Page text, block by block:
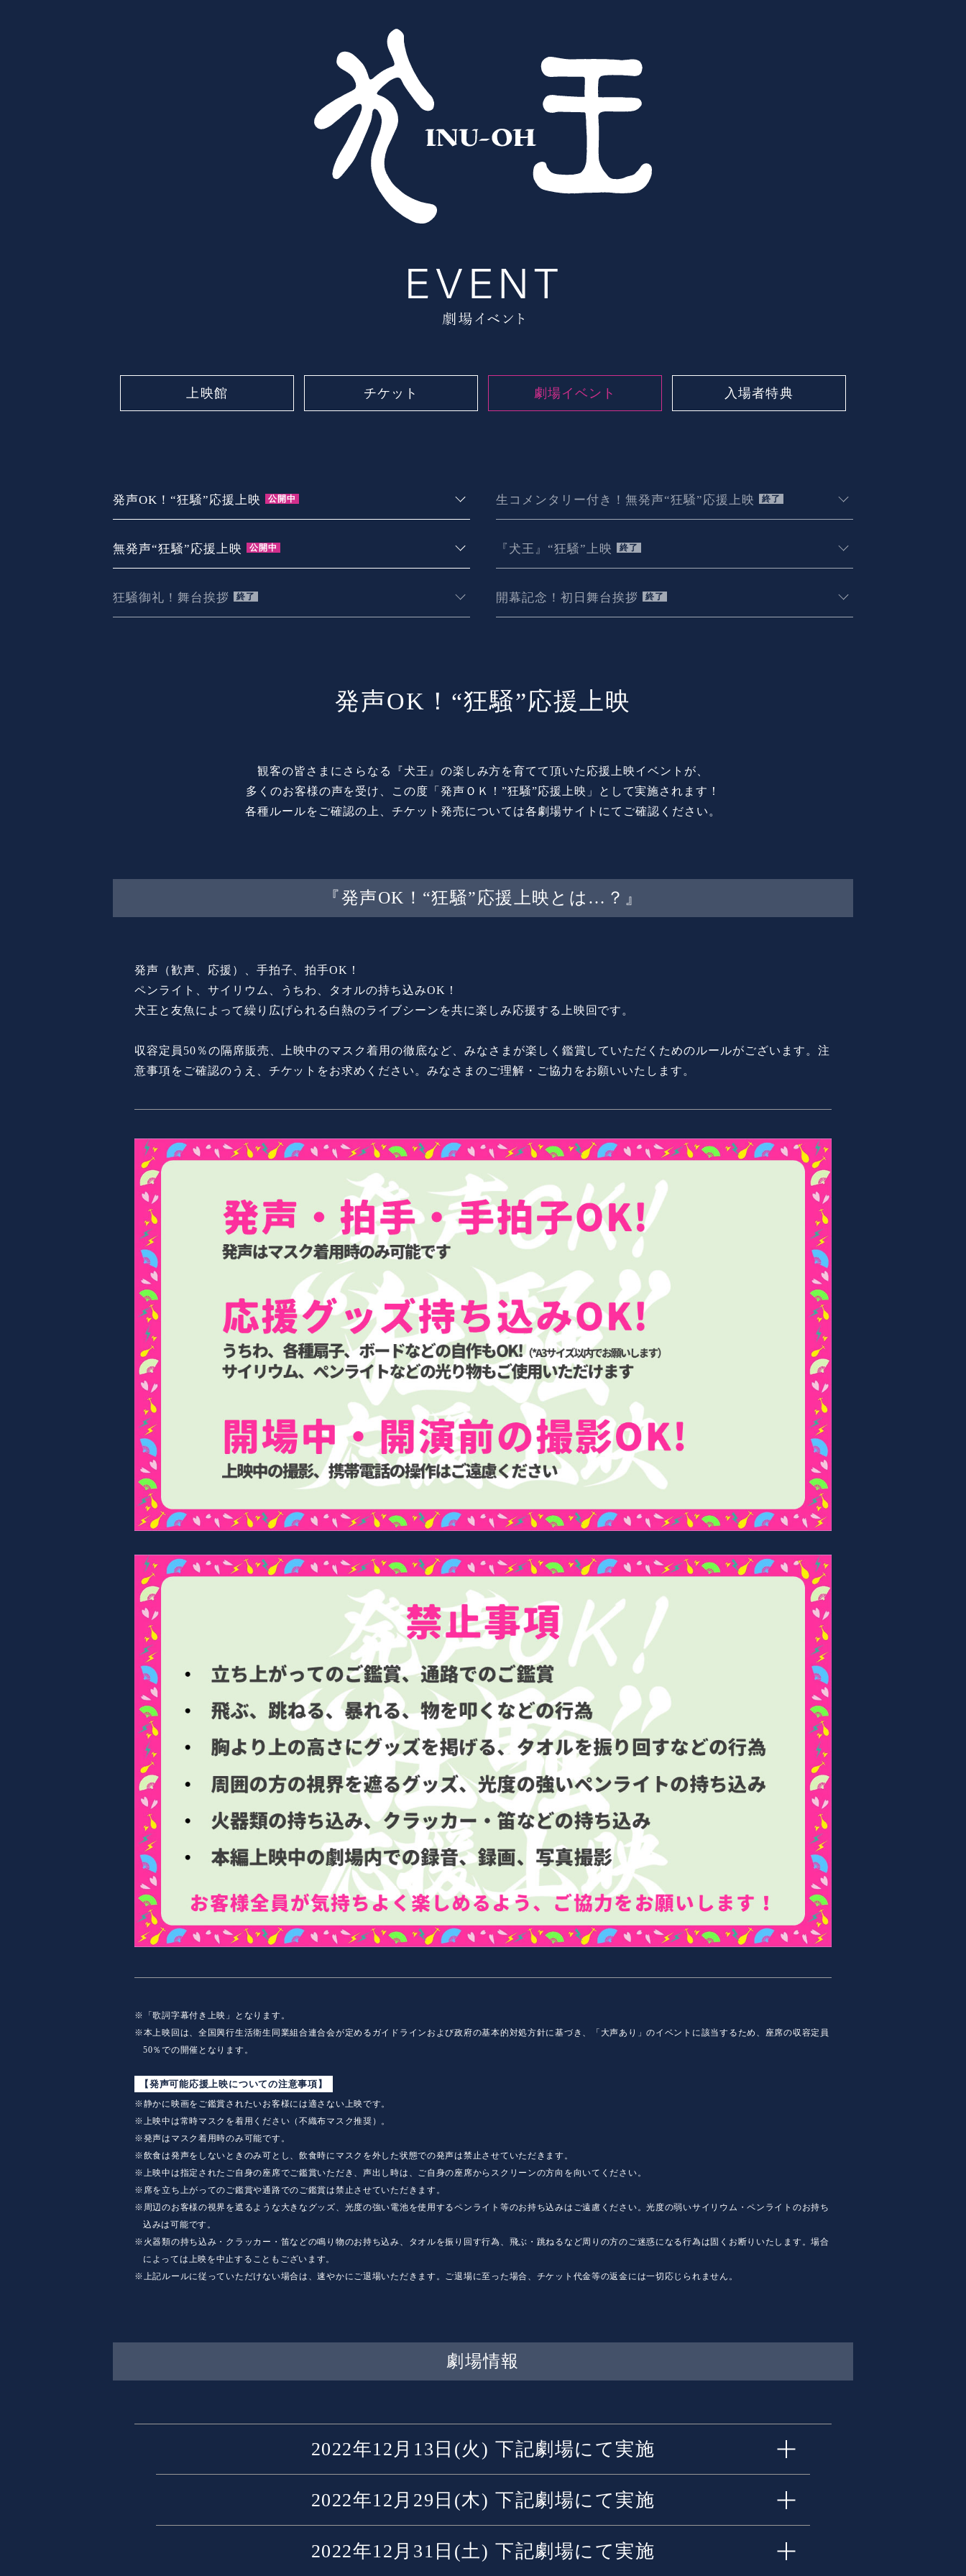
上映館 チケット 劇場イベント 入場者特典
発声OK！“狂騒”応援上映 公開中 生コメンタリー付き！ 無発声“狂騒”応援上映 終了
無発声“狂騒”応援上映 公開中 『犬王』“狂騒”上映 終了
狂騒御礼！ 舞台挨拶 終了 開幕記念！ 初日舞台挨拶 終了
発声OK！“狂騒”応援上映
観客の皆さまにさらなる『犬王』の楽しみ方を育てて頂いた応援上映イベントが、
多くのお客様の声を受け、この度「発声ＯＫ！”狂騒”応援上映」として実施されます！
各種ルールをご確認の上、チケット発売については各劇場サイトにてご確認ください。
『発声OK！“狂騒”応援上映とは…？』
発声（歓声、応援）、手拍子、拍手OK！
ペンライト、サイリウム、うちわ、タオルの持ち込みOK！
犬王と友魚によって繰り広げられる白熱のライブシーンを共に楽しみ応援する上映回です。
収容定員50％の隔席販売、上映中のマスク着用の徹底など、みなさまが楽しく鑑賞していただくためのルールがございます。注
意事項をご確認のうえ、チケットをお求めください。みなさまのご理解・ご協力をお願いいたします。
※「歌詞字幕付き上映」となります。
※本上映回は、全国興行生活衛生同業組合連合会が定めるガイドラインおよび政府の基本的対処方針に基づき、「大声あり」のイベントに該当するため、座席の収容定員
50％での開催となります。
【発声可能応援上映についての注意事項】
※静かに映画をご鑑賞されたいお客様には適さない上映です。
※上映中は常時マスクを着用ください（不織布マスク推奨）。
※発声はマスク着用時のみ可能です。
※飲食は発声をしないときのみ可とし、飲食時にマスクを外した状態での発声は禁止させていただきます。
※上映中は指定されたご自身の座席でご鑑賞いただき、声出し時は、ご自身の座席からスクリーンの方向を向いてください。
※席を立ち上がってのご鑑賞や通路でのご鑑賞は禁止させていただきます。
※周辺のお客様の視界を遮るような大きなグッズ、光度の強い電池を使用するペンライト等のお持ち込みはご遠慮ください。光度の弱いサイリウム・ペンライトのお持ち
込みは可能です。
※火器類の持ち込み・クラッカー・笛などの鳴り物のお持ち込み、タオルを振り回す行為、飛ぶ・跳ねるなど周りの方のご迷惑になる行為は固くお断りいたします。場合
によっては上映を中止することもございます。
※上記ルールに従っていただけない場合は、速やかにご退場いただきます。ご退場に至った場合、チケット代金等の返金には一切応じられません。
劇場情報
2022年12月13日(火) 下記劇場にて実施
2022年12月29日(木) 下記劇場にて実施
2022年12月31日(土) 下記劇場にて実施